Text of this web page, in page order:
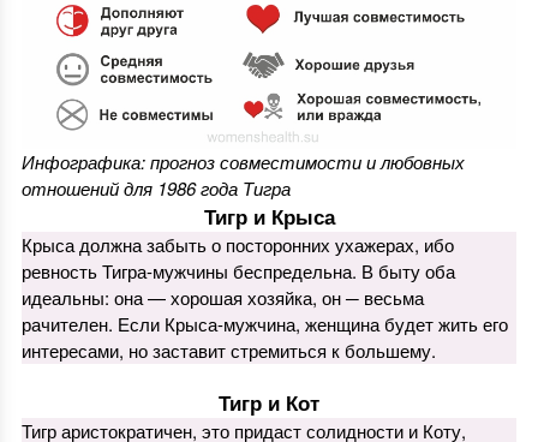
Инфографика: прогноз совместимости и любовных
отношений для 1986 года Тигра
Тигр и Крыса
Крыса должна забыть о посторонних ухажерах, ибо
ревность Тигра-мужчины беспредельна. В быту оба
идеальны: она — хорошая хозяйка, он ─ весьма
рачителен. Если Крыса-мужчина, женщина будет жить его
интересами, но заставит стремиться к большему.
Тигр и Кот
Тигр аристократичен, это придаст солидности и Коту,